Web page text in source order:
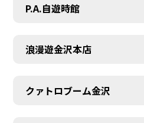
P.A.自遊時館
浪漫遊金沢本店
クァトロブーム金沢